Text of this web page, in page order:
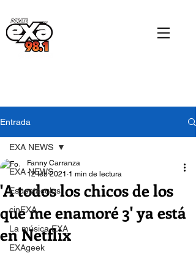
Entrada
EXA NEWS
Espectáculos
cinEXA
La música EXA
EXAgeek
EXA NEWS
'A todos los chicos de los
que me enamoré 3' ya está
en Netflix
Fanny Carranza
12 feb 2021 1 min de lectura